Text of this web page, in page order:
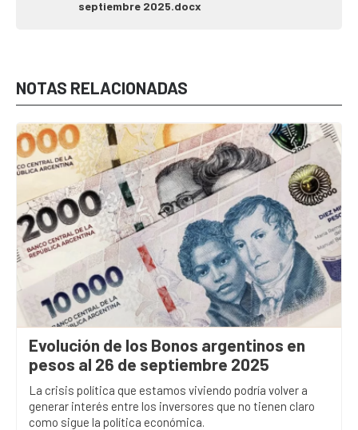
septiembre 2025.docx
NOTAS RELACIONADAS
Evolución de los Bonos argentinos en
pesos al 26 de septiembre 2025
La crisis política que estamos viviendo podría volver a
generar interés entre los inversores que no tienen claro
como sigue la política económica.